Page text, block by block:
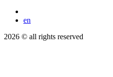
en
2026 © all rights reserved